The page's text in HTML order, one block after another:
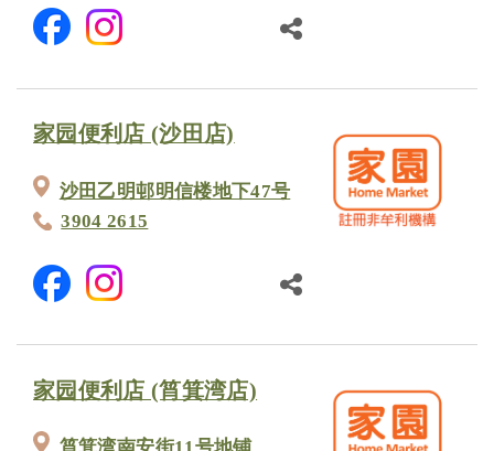
家园便利店 (沙田店)
沙田乙明邨明信楼地下47号
3904 2615
家园便利店 (筲箕湾店)